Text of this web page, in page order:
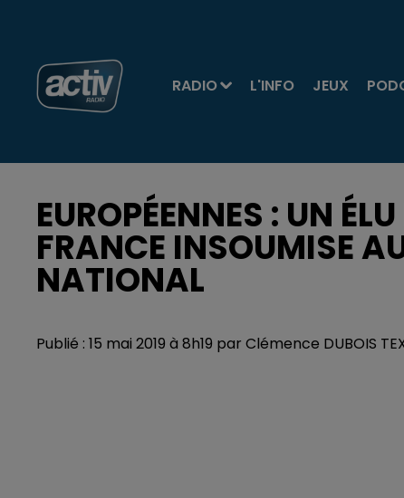
RADIO L'INFO JEUX
EUROPÉENNES : UN
FRANCE INSOUMISE
NATIONAL
Publié : 15 mai 2019 à 8h19 par Clémence DUBOIS